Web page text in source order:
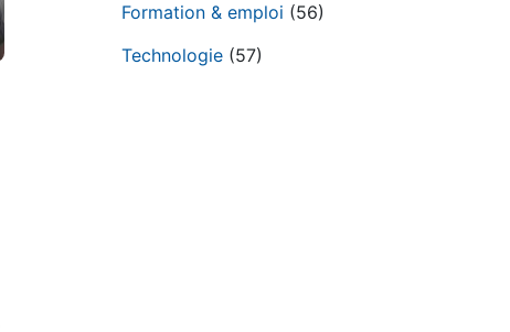
Formation & emploi (56)
Technologie (57)